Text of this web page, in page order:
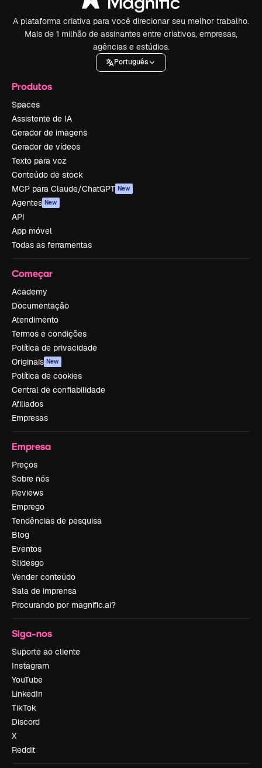
A plataforma criativa para você direcionar seu melhor trabalho.
Mais de 1 milhão de assinantes entre criativos, empresas,
agências e estúdios.
Português
Produtos
Spaces
Assistente de IA
Gerador de imagens
Gerador de vídeos
Texto para voz
Conteúdo de stock
MCP para Claude/ChatGPT New
Agentes New
API
App móvel
Todas as ferramentas
Começar
Academy
Documentação
Atendimento
Termos e condições
Política de privacidade
Originais New
Política de cookies
Central de confiabilidade
Afiliados
Empresas
Empresa
Preços
Sobre nós
Reviews
Emprego
Tendências de pesquisa
Blog
Eventos
Slidesgo
Vender conteúdo
Sala de imprensa
Procurando por magnific.ai?
Siga-nos
Suporte ao cliente
Instagram
YouTube
LinkedIn
TikTok
Discord
X
Reddit